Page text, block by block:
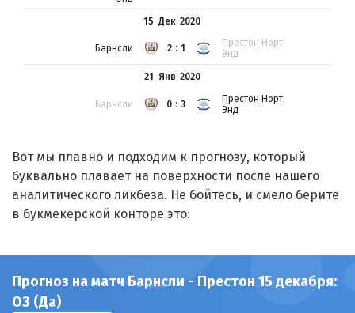
15 Дек
Барнсли 2:1
Престон Норт
Энд
2020
21 Янв
Барнсли 0:3
Престон Норт
Энд
2020
Вот мы плавно и подходим к прогнозу, который
буквально плавает на поверхности после нашего
аналитического ликбеза. Не бойтесь, и смело берите
в букмекерской конторе это:
Прогноз на матч Барнсли - Престон 15 декабря:
ОЗ (Да)